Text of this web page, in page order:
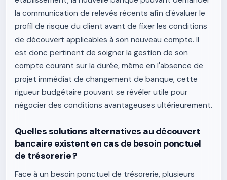
la communication de relevés récents afin d'évaluer le
profil de risque du client avant de fixer les conditions
de découvert applicables à son nouveau compte. Il
est donc pertinent de soigner la gestion de son
compte courant sur la durée, même en l'absence de
projet immédiat de changement de banque, cette
rigueur budgétaire pouvant se révéler utile pour
négocier des conditions avantageuses ultérieurement.
Quelles solutions alternatives au découvert
bancaire existent en cas de besoin ponctuel
de trésorerie ?
Face à un besoin ponctuel de trésorerie, plusieurs